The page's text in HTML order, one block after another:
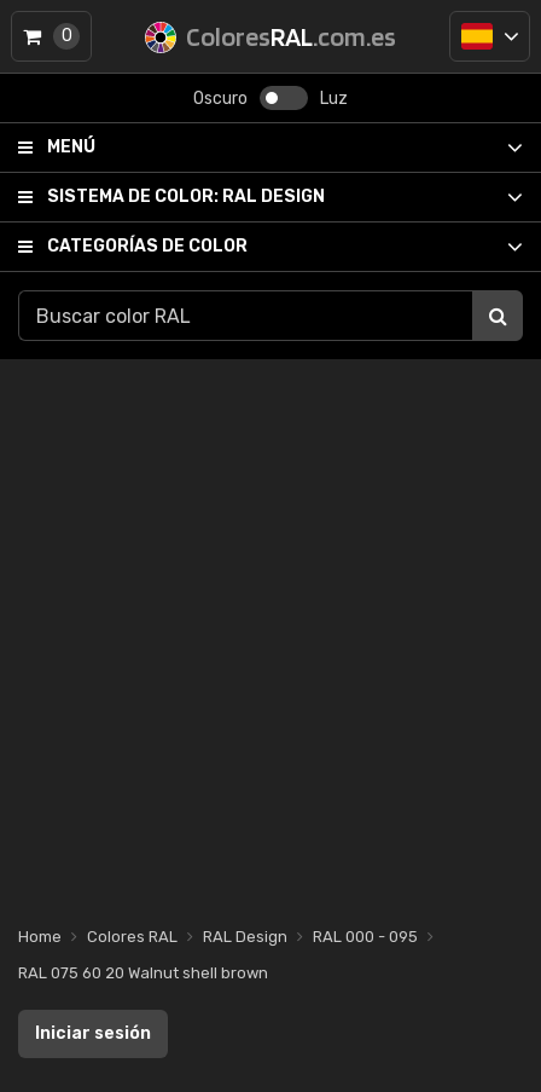
ColoresRAL.com.es
Oscuro Luz
MENÚ
SISTEMA DE COLOR: RAL DESIGN
CATEGORÍAS DE COLOR
0
Home Colores RAL RAL Design
RAL 000 - 095
RAL 075 60 20 Walnut shell brown
Iniciar sesión